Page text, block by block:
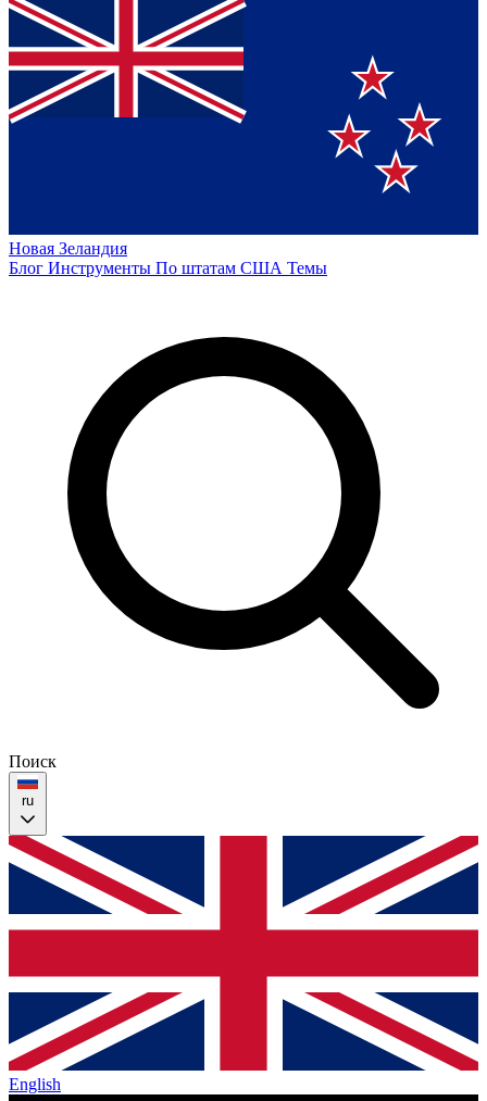
Новая Зеландия
Блог Инструменты По штатам США Темы
Поиск
ru
English